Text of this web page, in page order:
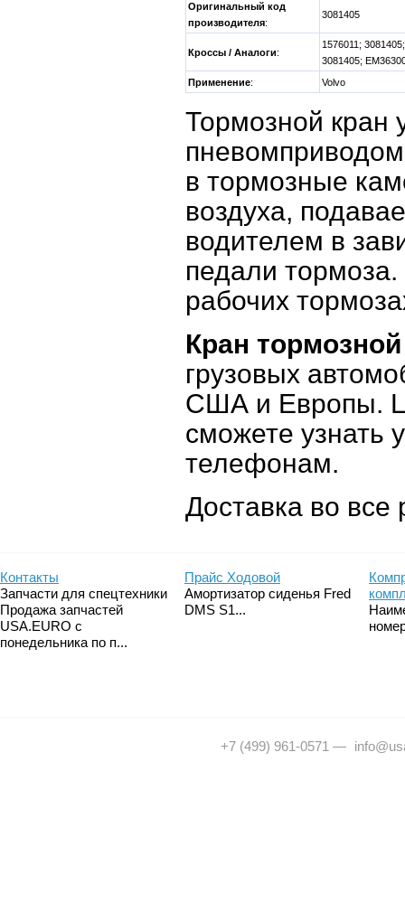
Оригинальный код
производителя:
3081405
Кроссы / Аналоги:
1576011;
3081405;
Применение: Volvo
Тормозной кран
в тормозные
воздуха,
водителем в
педали тормоза.
рабочих
Кран
грузовых
США и Европы.
сможете узнать
телефонам.
Доставка во
Контакты
Запчасти для спецтехники
Продажа запчастей
USA.EURO с
понедельника по п...
Прайс Ходовой
Амортизатор сиденья Fred
DMS S1...
+7 (499) 961-0571 —